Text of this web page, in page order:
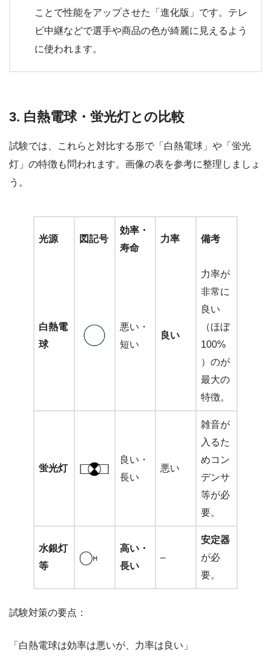
ことで性能をアップさせた「進化版」です。テレ
ビ中継などで選手や商品の色が綺麗に見えるよう
に使われます。
3. 白熱電球・蛍光灯との比較
試験では、これらと対比する形で「白熱電球」や「蛍光
灯」の特徴も問われます。画像の表を参考に整理しましょ
う。
光源 図記号
効率・
寿命
力率 備考
白熱電
球
悪い・
短い
良い
力率が
非常に
良い
（ほぼ
100%
）のが
最大の
特徴。
蛍光灯
良い・
長い
悪い
雑音が
入るた
めコン
デンサ
等が必
要。
水銀灯
等
高い・
長い
–
安定器
が必
要。
試験対策の要点：
「白熱電球は効率は悪いが、力率は良い」